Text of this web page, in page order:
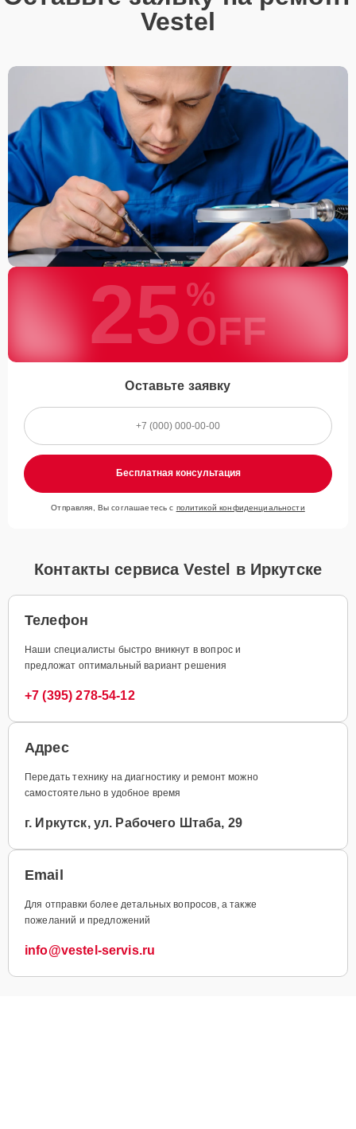
Vestel
25 %
OFF
Оставьте заявку
Бесплатная консультация
Отправляя, Вы соглашаетесь с политикой конфиденциальности
Контакты сервиса Vestel в Иркутске
Телефон
Наши специалисты быстро вникнут в вопрос и
предложат оптимальный вариант решения
+7 (395) 278-54-12
Адрес
Передать технику на диагностику и ремонт можно
самостоятельно в удобное время
г. Иркутск, ул. Рабочего Штаба, 29
Email
Для отправки более детальных вопросов, а также
пожеланий и предложений
info@vestel-servis.ru